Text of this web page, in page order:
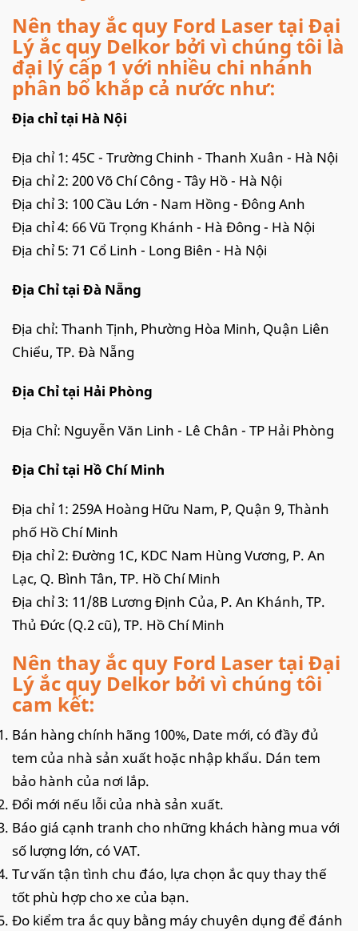
Nên thay ắc quy Ford Laser tại Đại
Lý ắc quy Delkor bởi vì chúng tôi là
đại lý cấp 1 với nhiều chi nhánh
phân bổ khắp cả nước như:
Địa chỉ tại Hà Nội
Địa chỉ 1: 45C - Trường Chinh - Thanh Xuân - Hà Nội
Địa chỉ 2: 200 Võ Chí Công - Tây Hồ - Hà Nội
Địa chỉ 3: 100 Cầu Lớn - Nam Hồng - Đông Anh
Địa chỉ 4: 66 Vũ Trọng Khánh - Hà Đông - Hà Nội
Địa chỉ 5: 71 Cổ Linh - Long Biên - Hà Nội
Địa Chỉ tại Đà Nẵng
Địa chỉ: Thanh Tịnh, Phường Hòa Minh, Quận Liên
Chiểu, TP. Đà Nẵng
Địa Chỉ tại Hải Phòng
Địa Chỉ: Nguyễn Văn Linh - Lê Chân - TP Hải Phòng
Địa Chỉ tại Hồ Chí Minh
Địa chỉ 1: 259A Hoàng Hữu Nam, P, Quận 9, Thành
phố Hồ Chí Minh
Địa chỉ 2: Đường 1C, KDC Nam Hùng Vương, P. An
Lạc, Q. Bình Tân, TP. Hồ Chí Minh
Địa chỉ 3: 11/8B Lương Định Của, P. An Khánh, TP.
Thủ Đức (Q.2 cũ), TP. Hồ Chí Minh
Nên thay ắc quy Ford Laser tại Đại
Lý ắc quy Delkor bởi vì chúng tôi
cam kết:
Bán hàng chính hãng 100%, Date mới, có đầy đủ
tem của nhà sản xuất hoặc nhập khẩu. Dán tem
bảo hành của nơi lắp.
Đổi mới nếu lỗi của nhà sản xuất.
Báo giá cạnh tranh cho những khách hàng mua với
số lượng lớn, có VAT.
Tư vấn tận tình chu đáo, lựa chọn ắc quy thay thế
tốt phù hợp cho xe của bạn.
Đo kiểm tra ắc quy bằng máy chuyên dụng để đánh